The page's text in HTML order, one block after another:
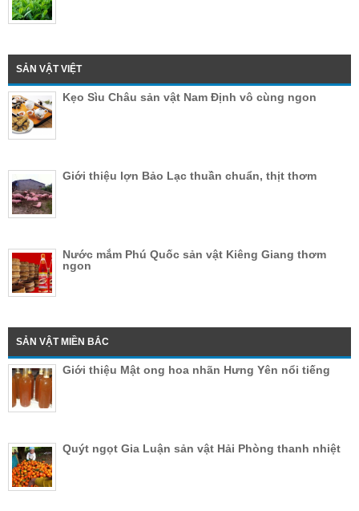
SẢN VẬT VIỆT
Kẹo Sìu Châu sản vật Nam Định vô cùng ngon
Giới thiệu lợn Bảo Lạc thuần chuẩn, thịt thơm
Nước mắm Phú Quốc sản vật Kiêng Giang thơm
ngon
SẢN VẬT MIỀN BẮC
Giới thiệu Mật ong hoa nhãn Hưng Yên nổi tiếng
Quýt ngọt Gia Luận sản vật Hải Phòng thanh nhiệt